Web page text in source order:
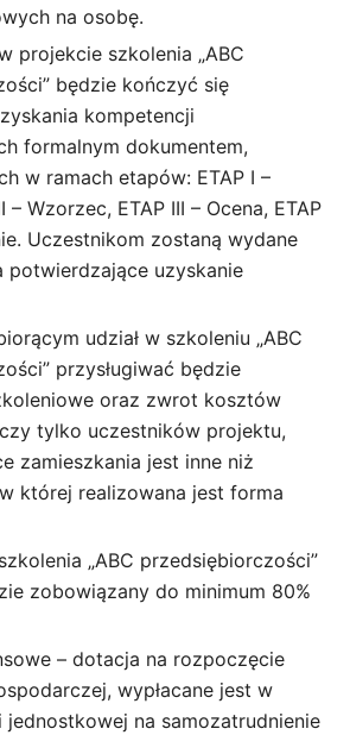
na osobę.
projekcie szkolenia „ABC
będzie kończyć się
kompetencji
formalnym dokumentem,
w ramach etapów: ETAP I –
– Wzorzec, ETAP III – Ocena, ETAP
Uczestnikom zostaną wydane
potwierdzające uzyskanie
udział w szkoleniu „ABC
przysługiwać będzie
oraz zwrot kosztów
tylko uczestników projektu,
zamieszkania jest inne niż
której realizowana jest forma
„ABC przedsiębiorczości”
zobowiązany do minimum 80%
– dotacja na rozpoczęcie
wypłacane jest w
na samozatrudnienie